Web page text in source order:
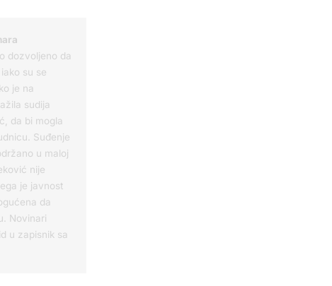
dozvoljeno da
su se
je na
sudija
da bi mogla
Suđenje
u maloj
nije
je javnost
da
Novinari
u zapisnik sa